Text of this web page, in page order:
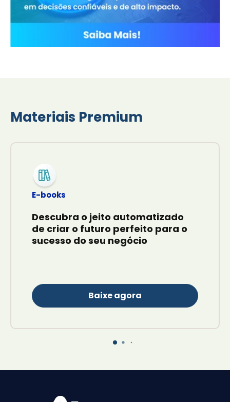
Materiais Premium
E-books
Descubra o jeito automatizado
de criar o futuro perfeito para o
sucesso do seu negócio
Baixe agora